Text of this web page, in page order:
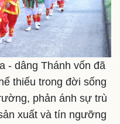
- dâng Thánh vốn đã
thiếu trong đời sống
phản ánh sự trù
xuất và tín ngưỡng